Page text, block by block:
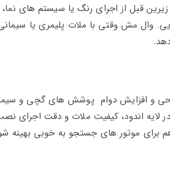
قبل از اجرای رنگ یا سیستم‌ های
وال‌ مش وقتی با ملات پلیمری یا
و افزایش دوام پوشش‌ های گچی و
اندود، کیفیت ملات و دقت اجرای
برای موتور های جستجو به‌ خوبی بهینه